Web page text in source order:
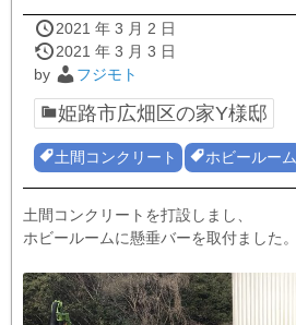
シ
ョ
ン
2021 年 3 月 2 日
2021 年 3 月 3 日
by
フジモト
姫路市広畑区の家Y様邸
土間コンクリート ホビールーム
土間コンクリートを打設しまし、
ホビールームに懸垂バーを取付ました。